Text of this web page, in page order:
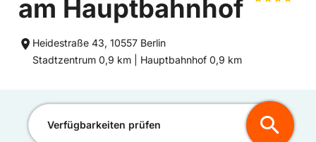
am Hauptbahnhof
Heidestraße 43, 10557 Berlin
Entfernung
Stadtzentrum 0,9 km | Entfernung
Hauptbahnhof 0,9 km
Verfügbarkeiten prüfen